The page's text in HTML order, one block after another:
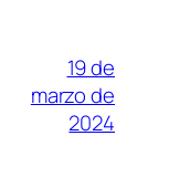
19 de
marzo de
2024